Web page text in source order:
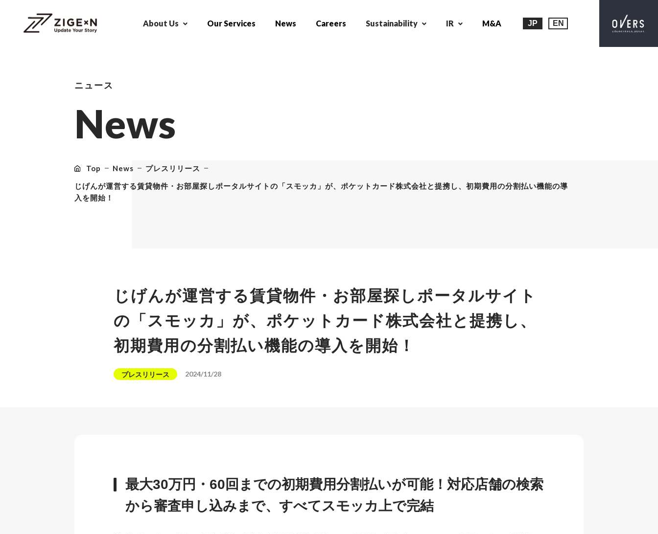
About Us Our Services News Careers Sustainability IR M&A JP EN
ニュース
News
Top News
プレスリリース
じげんが運営する賃貸物件・お部屋探しポータルサイトの「スモッカ」が、ポケットカード株式会社と提携し、初期費用の分割払い機能の導
入を開始！
じげんが運営する賃貸物件・お部屋探しポータルサイト
の「スモッカ」が、ポケットカード株式会社と提携し、
初期費用の分割払い機能の導入を開始！
プレスリリース 2024/11/28
最大30万円・60回までの初期費用分割払いが可能！対応店舗の検索
から審査申し込みまで、すべてスモッカ上で完結